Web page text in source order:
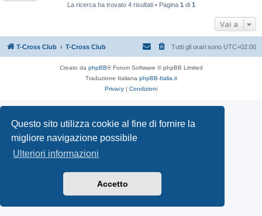
Questo sito utilizza cookie al fine di fornire la
migliore navigazione possibile
Ulteriori informazioni
Accetto
La ricerca ha trovato 4 risultati • Pagina 1 di 1
Vai a
T-Cross Club T-Cross Club Tutti gli orari sono UTC+02:00
Creato da phpBB® Forum Software © phpBB Limited
Traduzione Italiana phpBB-Italia.it
Privacy | Condizioni